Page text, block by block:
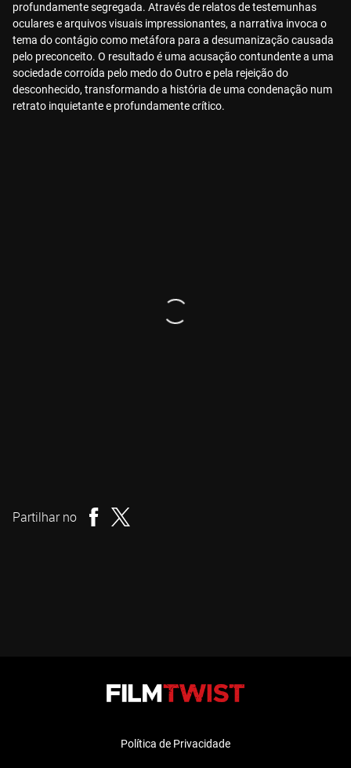
profundamente segregada. Através de relatos de testemunhas
oculares e arquivos visuais impressionantes, a narrativa invoca o
tema do contágio como metáfora para a desumanização causada
pelo preconceito. O resultado é uma acusação contundente a uma
sociedade corroída pelo medo do Outro e pela rejeição do
desconhecido, transformando a história de uma condenação num
retrato inquietante e profundamente crítico.
Partilhar no
Política de Privacidade